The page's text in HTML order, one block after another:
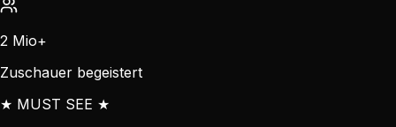
2 Mio+
Zuschauer begeistert
★ MUST SEE ★